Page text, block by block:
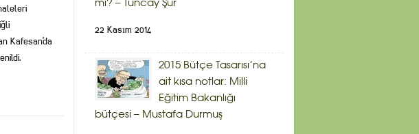
Kafesan’da
mı? – Tuncay Şur
22 Kasım 2014
2015 Bütçe Tasarısı’na
ait kısa notlar: Milli
Eğitim Bakanlığı
bütçesi – Mustafa Durmuş